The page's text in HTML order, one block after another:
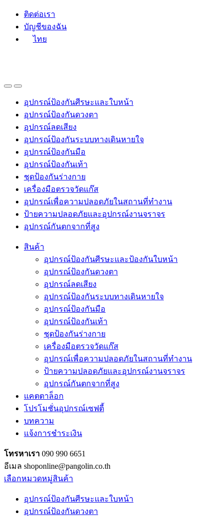
Skip
navigation
Skip
content
ติดต่อเรา
บัญชีของฉัน
ไทย
อุปกรณ์ป้องกันศีรษะและใบหน้า
อุปกรณ์ป้องกันดวงตา
อุปกรณ์ลดเสียง
อุปกรณ์ป้องกันระบบทางเดินหายใจ
อุปกรณ์ป้องกันมือ
อุปกรณ์ป้องกันเท้า
ชุดป้องกันร่างกาย
เครื่องมือตรวจวัดแก๊ส
อุปกรณ์เพื่อความปลอดภัยในสถานที่ทำงาน
ป้ายความปลอดภัยและอุปกรณ์งานจราจร
อุปกรณ์กันตกจากที่สูง
สินค้า
อุปกรณ์ป้องกันศีรษะและป้องกันใบหน้า
อุปกรณ์ป้องกันดวงตา
อุปกรณ์ลดเสียง
อุปกรณ์ป้องกันระบบทางเดินหายใจ
อุปกรณ์ป้องกันมือ
อุปกรณ์ป้องกันเท้า
ชุดป้องกันร่างกาย
เครื่องมือตรวจวัดแก๊ส
อุปกรณ์เพื่อความปลอดภัยในสถานที่ทำงาน
ป้ายความปลอดภัยและอุปกรณ์งานจราจร
อุปกรณ์กันตกจากที่สูง
แคตตาล็อก
โปรโมชั่นอุปกรณ์เซฟตี้
บทความ
แจ้งการชำระเงิน
โทรหาเรา 090 990 6651
อีเมล shoponline@pangolin.co.th
เลือกหมวดหมู่สินค้า
อุปกรณ์ป้องกันศีรษะและใบหน้า
อุปกรณ์ป้องกันดวงตา